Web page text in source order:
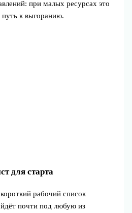
при малых ресурсах это
к выгоранию.
для старта
рабочий список
почти под любую из